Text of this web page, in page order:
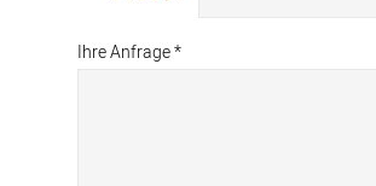
Ihre Anfrage *